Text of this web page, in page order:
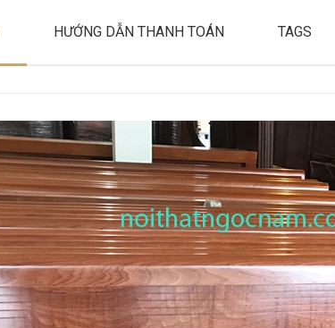
HƯỚNG DẪN THANH TOÁN TAGS